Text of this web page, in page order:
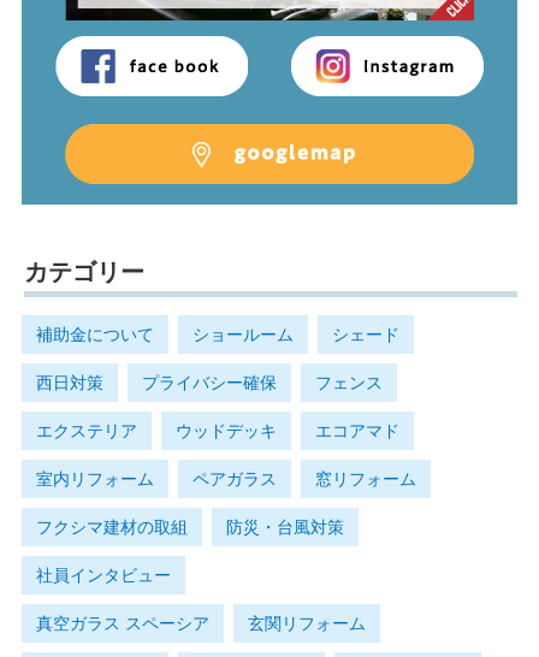
カテゴリー
補助金について ショールーム シェード
西日対策 プライバシー確保 フェンス
エクステリア ウッドデッキ エコアマド
室内リフォーム ペアガラス 窓リフォーム
フクシマ建材の取組
社員インタビュー
防災・台風対策
真空ガラス スペーシア 玄関リフォーム